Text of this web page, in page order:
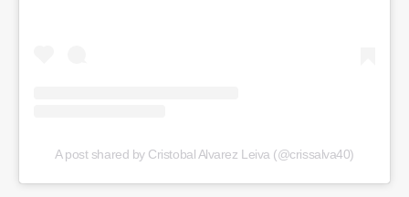
A post shared by Cristobal Alvarez Leiva (@crissalva40)